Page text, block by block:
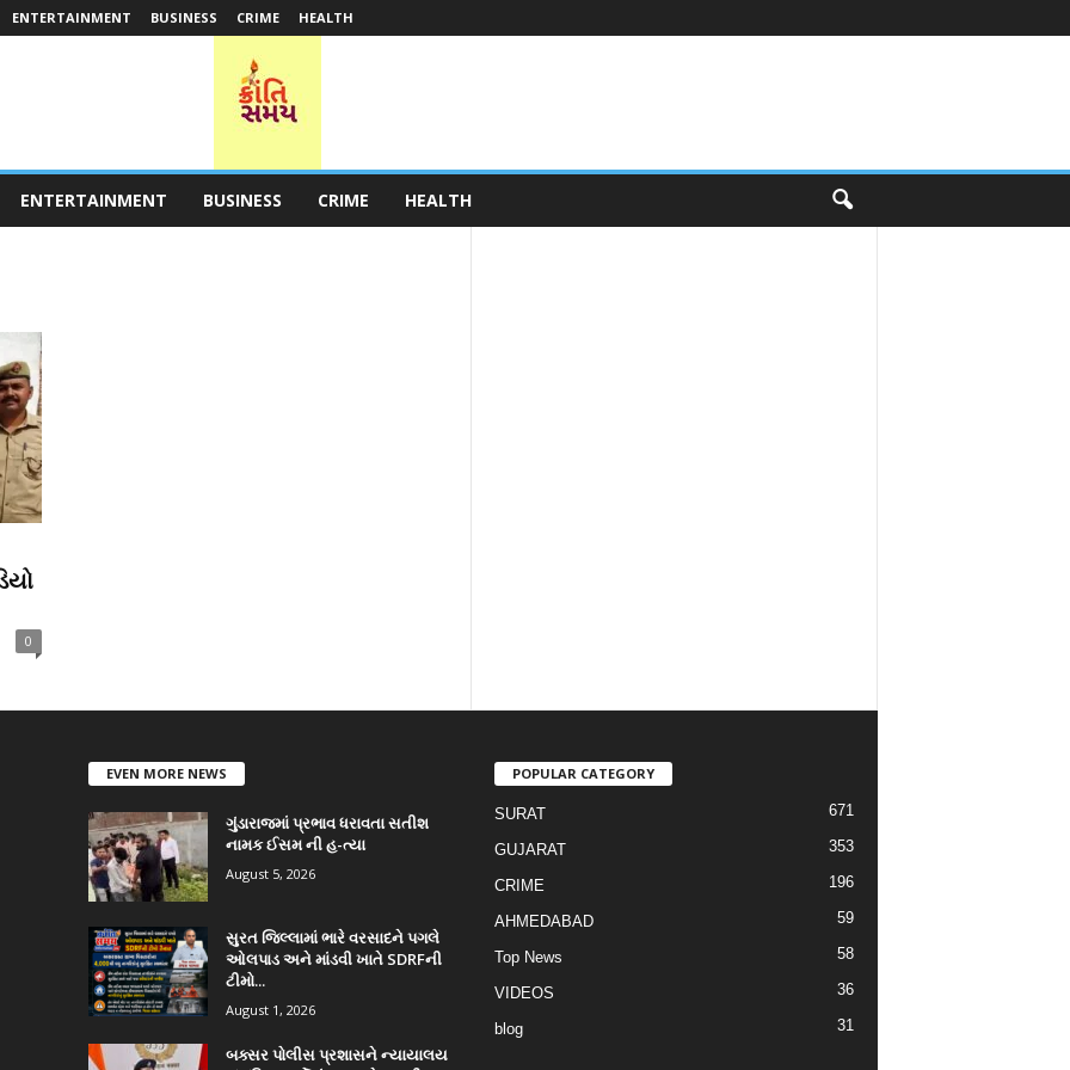
ENTERTAINMENT BUSINESS CRIME HEALTH
ENTERTAINMENT BUSINESS CRIME HEALTH
0
EVEN MORE NEWS
ગુંડારાજમાં પ્રભાવ ધરાવતા સતીશ
નામક ઈસમ ની હ-ત્યા
August 5, 2026
સુરત જિલ્લામાં ભારે વરસાદને પગલે
ઓલપાડ અને માંડવી ખાતે SDRFની
ટીમો...
August 1, 2026
બક્સર પોલીસ પ્રશાસને ન્યાયાલય
POPULAR CATEGORY
SURAT 671
GUJARAT 353
CRIME 196
AHMEDABAD 59
Top News 58
VIDEOS 36
blog 31